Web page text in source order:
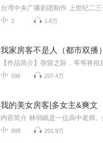
2 1.8万
我家房客不是人（都市双播）
596 207.4万
我的美女房客|多女主&爽文
888 201.9万